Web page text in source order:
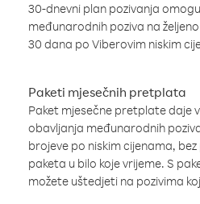
30-dnevni plan pozivanja
međunarodnih poziva na
30 dana po Viberovim niskim
Paketi mjesečnih pretplata
Paket mjesečne pretplate daje
obavljanja međunarodnih
brojeve po niskim cijenama,
paketa u bilo koje vrijeme. S
možete uštedjeti na pozivima